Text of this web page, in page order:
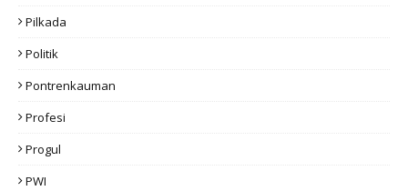
Pilkada
Politik
Pontrenkauman
Profesi
Progul
PWI